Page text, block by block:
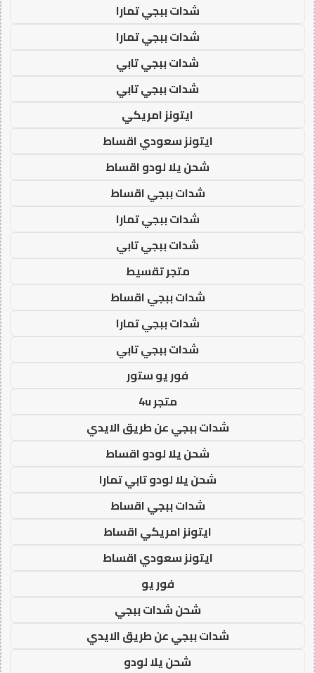
شدات ببجي تمارا
شدات ببجي تمارا
شدات ببجي تابي
شدات ببجي تابي
ايتونز امريكي
ايتونز سعودي اقساط
شحن يلا لودو اقساط
شدات ببجي اقساط
شدات ببجي تمارا
شدات ببجي تابي
متجر تقسيط
شدات ببجي اقساط
شدات ببجي تمارا
شدات ببجي تابي
فور يو ستور
متجر 4u
شدات ببجي عن طريق الايدي
شحن يلا لودو اقساط
شحن يلا لودو تابي تمارا
شدات ببجي اقساط
ايتونز امريكي اقساط
ايتونز سعودي اقساط
فور يو
شحن شدات ببجي
شدات ببجي عن طريق الايدي
شحن يلا لودو